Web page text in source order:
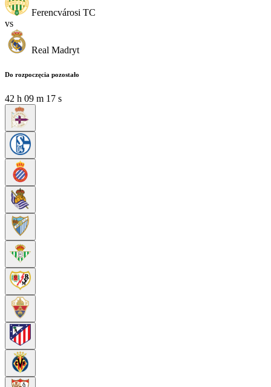
Ferencvárosi TC
vs
Real Madryt
Do rozpoczęcia pozostało
42 h 09 m 16 s